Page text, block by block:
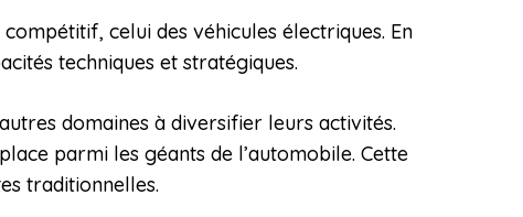
celui des véhicules électriques. En
techniques et stratégiques.
domaines à diversifier leurs activités.
parmi les géants de l’automobile. Cette
traditionnelles.